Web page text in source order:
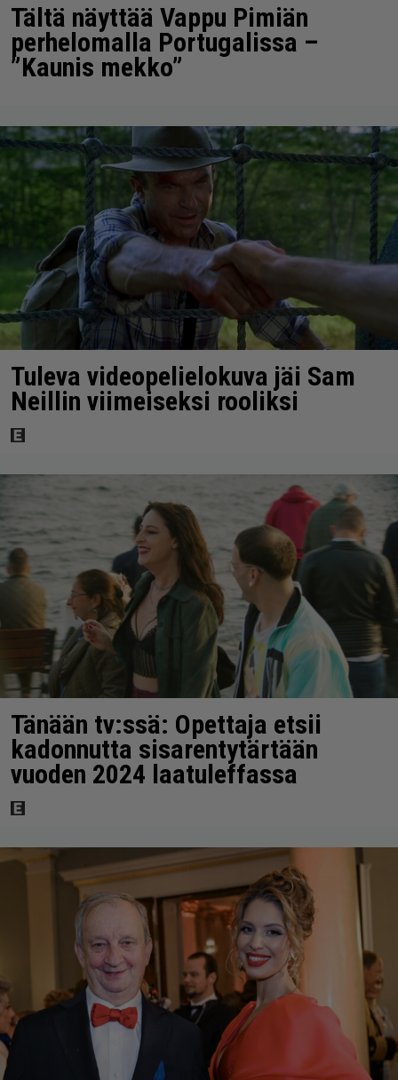
Tältä näyttää Vappu Pimiän
perhelomalla Portugalissa –
”Kaunis mekko”
Tuleva videopelielokuva jäi Sam
Neillin viimeiseksi rooliksi
Tänään tv:ssä: Opettaja etsii
kadonnutta sisarentytärtään
vuoden 2024 laatuleffassa